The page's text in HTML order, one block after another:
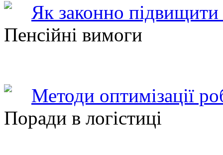
Як законно підвищити
Пенсійні вимоги
Методи оптимізації
Поради в логістиці